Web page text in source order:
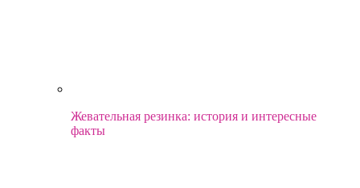
Жевательная резинка: история и интересные
факты